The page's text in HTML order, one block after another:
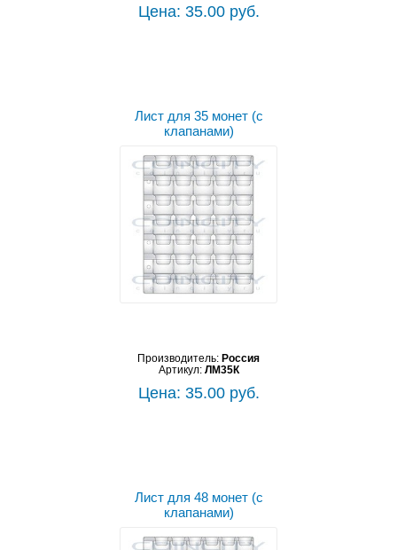
Цена: 35.00 руб.
Лист для 35 монет (с
клапанами)
Производитель: Россия
Артикул: ЛМ35К
Цена: 35.00 руб.
Лист для 48 монет (с
клапанами)